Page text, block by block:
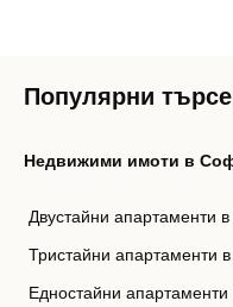
Популярни
Недвижими имоти в
Двустайни апартаменти
Тристайни апартаменти
Едностайни